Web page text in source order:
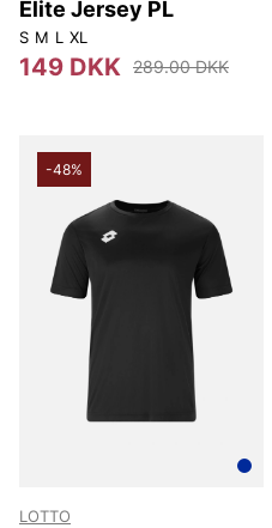
Elite Jersey PL
S M L XL
149 DKK 289.00 DKK
-48%
LOTTO